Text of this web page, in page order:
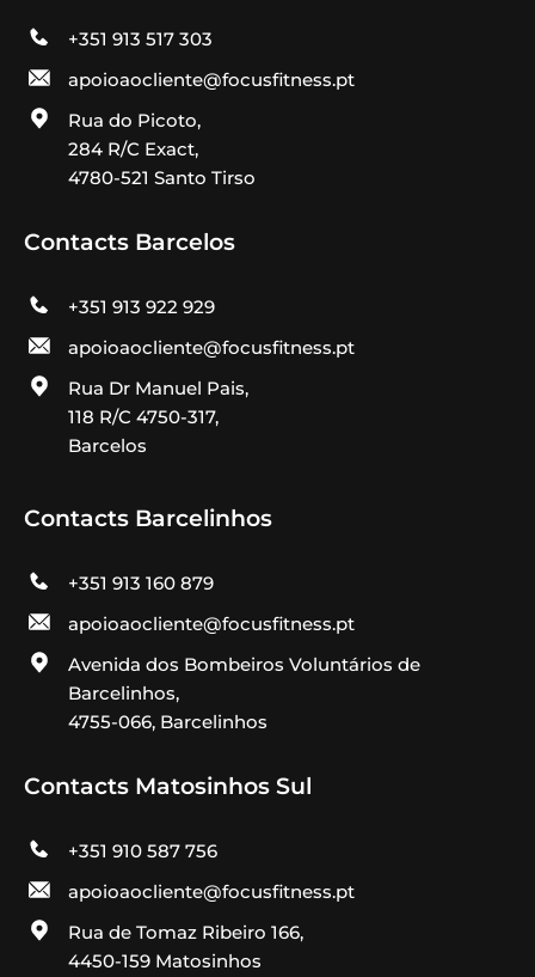
+351 913 517 303
apoioaocliente@focusfitness.pt
Rua do Picoto,
284 R/C Exact,
4780-521 Santo Tirso
Contacts Barcelos
+351 913 922 929
apoioaocliente@focusfitness.pt
Rua Dr Manuel Pais,
118 R/C 4750-317,
Barcelos
Contacts Barcelinhos
+351 913 160 879
apoioaocliente@focusfitness.pt
Avenida dos Bombeiros Voluntários de
Barcelinhos,
4755-066, Barcelinhos
Contacts Matosinhos Sul
+351 910 587 756
apoioaocliente@focusfitness.pt
Rua de Tomaz Ribeiro 166,
4450-159 Matosinhos